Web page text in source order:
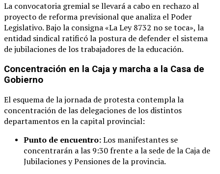
La convocatoria gremial se llevará a cabo en rechazo al
proyecto de reforma previsional que analiza el Poder
Legislativo. Bajo la consigna «La Ley 8732 no se toca», la
entidad sindical ratificó la postura de defender el sistema
de jubilaciones de los trabajadores de la educación.
Concentración en la Caja y marcha a la Casa de
Gobierno
El esquema de la jornada de protesta contempla la
concentración de las delegaciones de los distintos
departamentos en la capital provincial:
Punto de encuentro:Los manifestantes se
concentrarán a las 9:30 frente a la sede de la Caja de
Jubilaciones y Pensiones de la provincia.